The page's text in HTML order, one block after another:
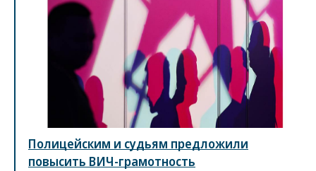
Полицейским и судьям предложили
повысить ВИЧ-грамотность